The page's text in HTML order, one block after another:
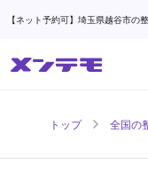
【ネット予約可】埼玉県越谷市
トップ 全国の